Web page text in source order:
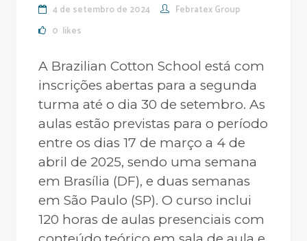
4 de setembro de 2024
Febratex Group
0 likes
A Brazilian Cotton School está com
inscrições abertas para a segunda
turma até o dia 30 de setembro. As
aulas estão previstas para o período
entre os dias 17 de março a 4 de
abril de 2025, sendo uma semana
em Brasília (DF), e duas semanas
em São Paulo (SP). O curso inclui
120 horas de aulas presenciais com